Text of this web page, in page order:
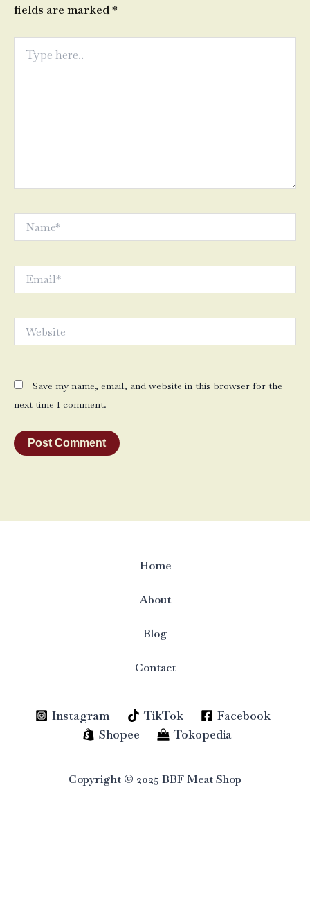
fields are marked*
here..
Save my name, email, and website in this browser for the
next time I comment.
Home
About
Blog
Contact
Instagram TikTok
Facebook
Shopee
Tokopedia
Copyright © 2025 BBF Meat Shop